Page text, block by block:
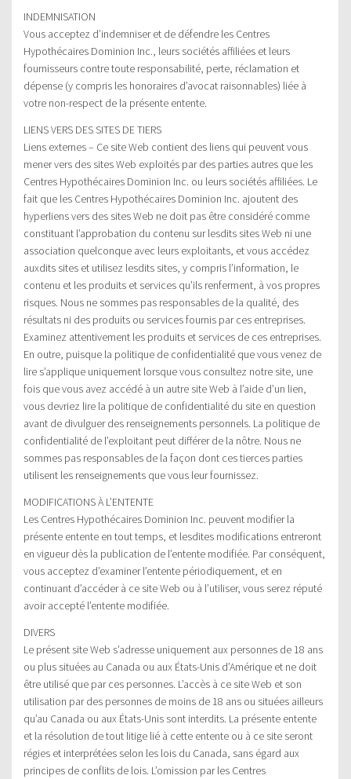
INDEMNISATION
Vous acceptez d’indemniser et de défendre les Centres
Hypothécaires Dominion Inc., leurs sociétés affiliées et leurs
fournisseurs contre toute responsabilité, perte, réclamation et
dépense (y compris les honoraires d’avocat raisonnables) liée à
votre non-respect de la présente entente.
LIENS VERS DES SITES DE TIERS
Liens externes – Ce site Web contient des liens qui peuvent vous
mener vers des sites Web exploités par des parties autres que les
Centres Hypothécaires Dominion Inc. ou leurs sociétés affiliées. Le
fait que les Centres Hypothécaires Dominion Inc. ajoutent des
hyperliens vers des sites Web ne doit pas être considéré comme
constituant l’approbation du contenu sur lesdits sites Web ni une
association quelconque avec leurs exploitants, et vous accédez
auxdits sites et utilisez lesdits sites, y compris l’information, le
contenu et les produits et services qu’ils renferment, à vos propres
risques. Nous ne sommes pas responsables de la qualité, des
résultats ni des produits ou services fournis par ces entreprises.
Examinez attentivement les produits et services de ces entreprises.
En outre, puisque la politique de confidentialité que vous venez de
lire s’applique uniquement lorsque vous consultez notre site, une
fois que vous avez accédé à un autre site Web à l’aide d’un lien,
vous devriez lire la politique de confidentialité du site en question
avant de divulguer des renseignements personnels. La politique de
confidentialité de l’exploitant peut différer de la nôtre. Nous ne
sommes pas responsables de la façon dont ces tierces parties
utilisent les renseignements que vous leur fournissez.
MODIFICATIONS À L’ENTENTE
Les Centres Hypothécaires Dominion Inc. peuvent modifier la
présente entente en tout temps, et lesdites modifications entreront
en vigueur dès la publication de l’entente modifiée. Par conséquent,
vous acceptez d’examiner l’entente périodiquement, et en
continuant d’accéder à ce site Web ou à l’utiliser, vous serez réputé
avoir accepté l’entente modifiée.
DIVERS
Le présent site Web s’adresse uniquement aux personnes de 18 ans
ou plus situées au Canada ou aux États-Unis d’Amérique et ne doit
être utilisé que par ces personnes. L’accès à ce site Web et son
utilisation par des personnes de moins de 18 ans ou situées ailleurs
qu’au Canada ou aux États-Unis sont interdits. La présente entente
et la résolution de tout litige lié à cette entente ou à ce site seront
régies et interprétées selon les lois du Canada, sans égard aux
principes de conflits de lois. L’omission par les Centres